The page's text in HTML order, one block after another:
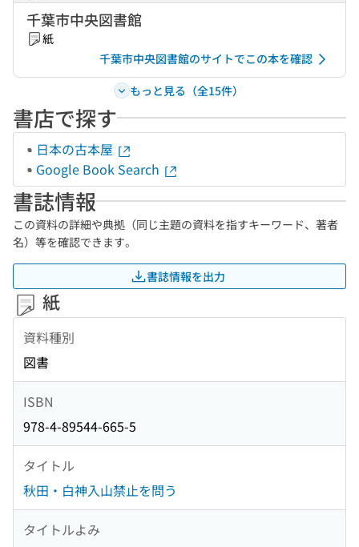
千葉市中央図書館
紙
千葉市中央図書館のサイトでこの本を確認
もっと見る（全15件）
書店で探す
日本の古本屋
Google Book Search
書誌情報
この資料の詳細や典拠（同じ主題の資料を指すキーワード、著者
名）等を確認できます。
書誌情報を出力
紙
資料種別
図書
ISBN
978-4-89544-665-5
タイトル
秋田・白神入山禁止を問う
タイトルよみ